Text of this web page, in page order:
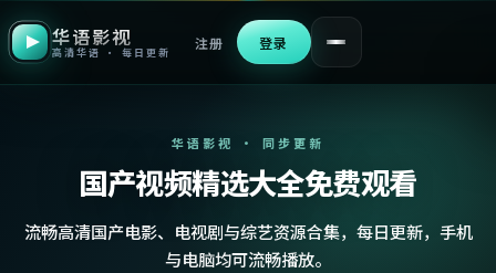
华语影视
高清华语 · 每日更新
注册 登录
华语影视 · 同步更新
国产视频精选大全免费观看
流畅高清国产电影、电视剧与综艺资源合集，每日更新，手机
与电脑均可流畅播放。